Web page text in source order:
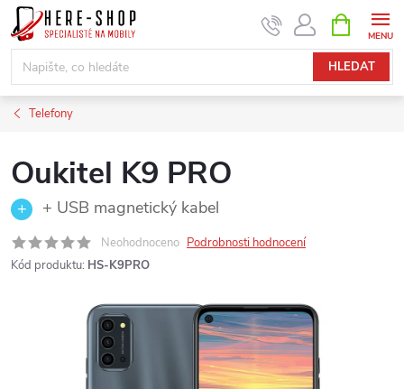
Přejít
na
obsah
HLEDAT
NÁKUPNÍ
KOŠÍK
Telefony
Oukitel K9 PRO
+ USB magnetický kabel
Neohodnoceno Podrobnosti hodnocení
Kód produktu: HS-K9PRO